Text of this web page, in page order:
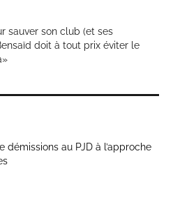
sauver son club (et ses
doit à tout prix éviter le
démissions au PJD à l’approche